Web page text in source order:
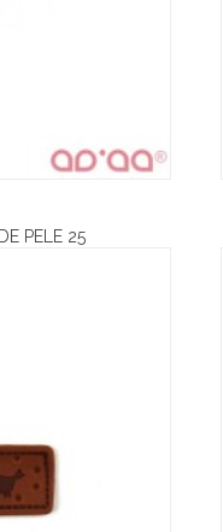
PELE 25